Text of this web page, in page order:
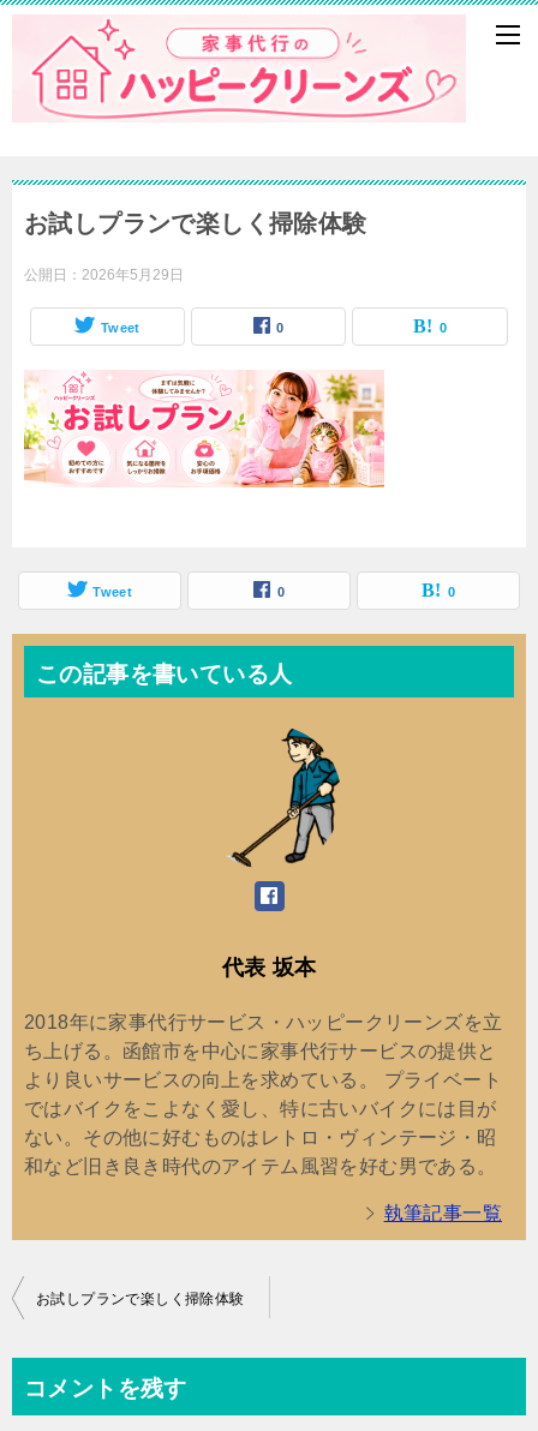
お試しプランで楽しく掃除体験
公開日： 2026年5月29日
Tweet 0 0
Tweet 0 0
この記事を書いている人
代表 坂本
2018年に家事代行サービス・ハッピークリーンズを立
ち上げる。函館市を中心に家事代行サービスの提供と
より良いサービスの向上を求めている。 プライベート
ではバイクをこよなく愛し、特に古いバイクには目が
ない。その他に好むものはレトロ・ヴィンテージ・昭
和など旧き良き時代のアイテム風習を好む男である。
執筆記事一覧
投
ビ
お試しプランで楽しく掃除体験
コメントを残す